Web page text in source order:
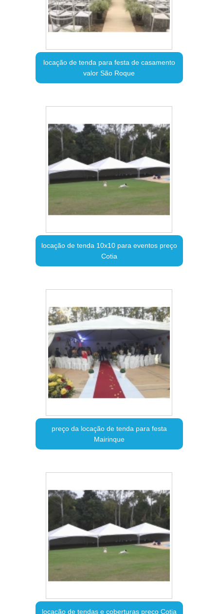
locação de tenda para festa de casamento
valor São Roque
locação de tenda 10x10 para eventos preço
Cotia
preço da locação de tenda para festa
Mairinque
locação de tendas e coberturas preço Cotia